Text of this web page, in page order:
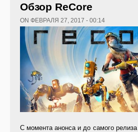
Обзор ReCore
ON ФЕВРАЛЯ 27, 2017 - 00:14
С момента анонса и до самого релиза